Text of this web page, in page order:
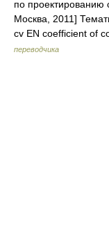
по проектированию
Москва, 2011]
cv EN coefficient of
переводчика